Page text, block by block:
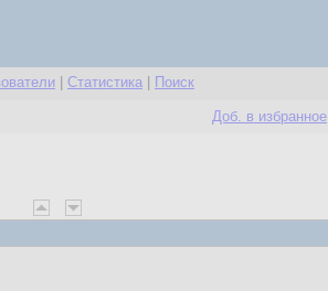
Статистика Поиск
Доб. в избранное